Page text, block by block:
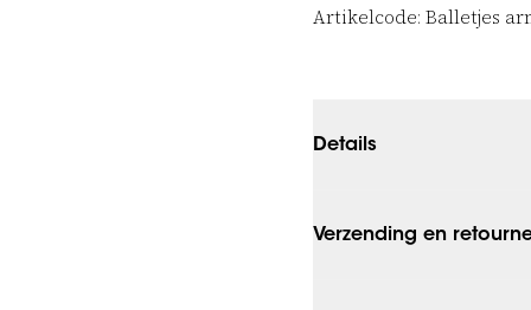
Artikelcode: Balletjes
Details
Verzending en